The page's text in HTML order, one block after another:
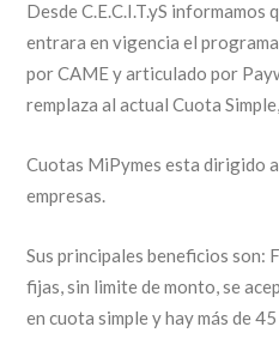
Desde C.E.C.I.T.yS informamos
entrara en vigencia el
por CAME y articulado por
remplaza al actual Cuota
Cuotas MiPymes esta dirigido
empresas.
Sus principales beneficios son:
fijas, sin limite de monto, se
en cuota simple y hay más de